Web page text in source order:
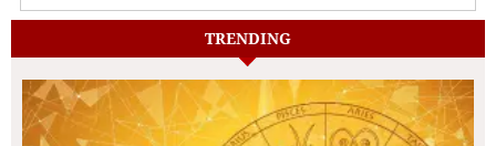
TRENDING